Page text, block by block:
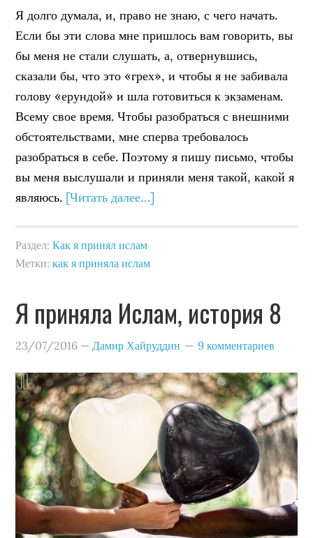
Я долго думала, и, право не знаю, с чего начать.
Если бы эти слова мне пришлось вам говорить, вы
бы меня не стали слушать, а, отвернувшись,
сказали бы, что это «грех», и чтобы я не забивала
голову «ерундой» и шла готовиться к экзаменам.
Всему свое время. Чтобы разобраться с внешними
обстоятельствами, мне сперва требовалось
разобраться в себе. Поэтому я пишу письмо, чтобы
вы меня выслушали и приняли меня такой, какой я
являюсь. [Читать далее…]
Раздел:Как я принял ислам
Метки:как я приняла ислам
Я приняла Ислам, история 8
23/07/2016 —Дамир Хайруддин 9 комментариев